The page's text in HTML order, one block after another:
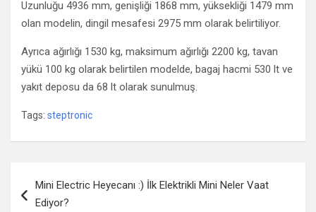
Uzunluğu 4936 mm, genişliği 1868 mm, yüksekliği 1479 mm
olan modelin, dingil mesafesi 2975 mm olarak belirtiliyor.
Ayrıca ağırlığı 1530 kg, maksimum ağırlığı 2200 kg, tavan
yükü 100 kg olarak belirtilen modelde, bagaj hacmi 530 lt ve
yakıt deposu da 68 lt olarak sunulmuş.
Tags: steptronic
Mini Electric Heyecanı :) İlk Elektrikli Mini Neler Vaat
Ediyor?